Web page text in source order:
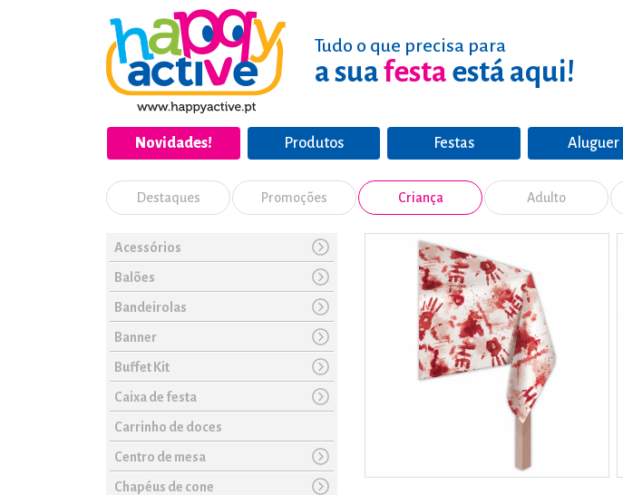
Tudo o que precisa para
a suafesta está aqui!
Novidades! Produtos Festas Aluguer
Destaques Promoções Criança Adulto
Acessórios
Balões
Bandeirolas
Banner
Buffet Kit
Caixa de festa
Carrinho de doces
Centro de mesa
Chapéus de cone